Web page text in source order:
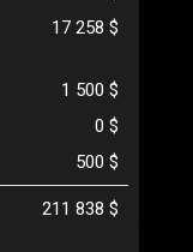
17 258 $
1 500 $
0 $
500 $
211 838 $